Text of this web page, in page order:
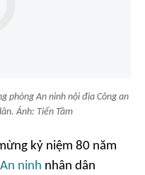
phòng An ninh nội địa Công an
Ảnh: Tiến Tầm
kỷ niệm 80 năm
An ninh nhân dân